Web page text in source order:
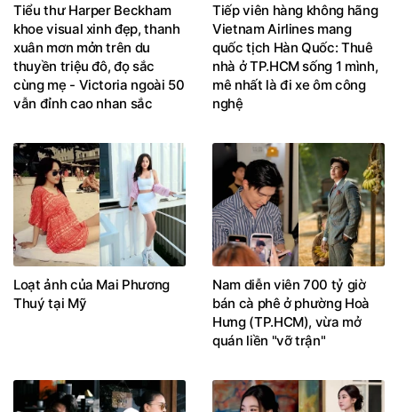
Tiểu thư Harper Beckham
khoe visual xinh đẹp, thanh
xuân mơn mởn trên du
thuyền triệu đô, đọ sắc
cùng mẹ - Victoria ngoài 50
vẫn đỉnh cao nhan sắc
Tiếp viên hàng không hãng
Vietnam Airlines mang
quốc tịch Hàn Quốc: Thuê
nhà ở TP.HCM sống 1 mình,
mê nhất là đi xe ôm công
nghệ
Loạt ảnh của Mai Phương
Thuý tại Mỹ
Nam diễn viên 700 tỷ giờ
bán cà phê ở phường Hoà
Hưng (TP.HCM), vừa mở
quán liền "vỡ trận"